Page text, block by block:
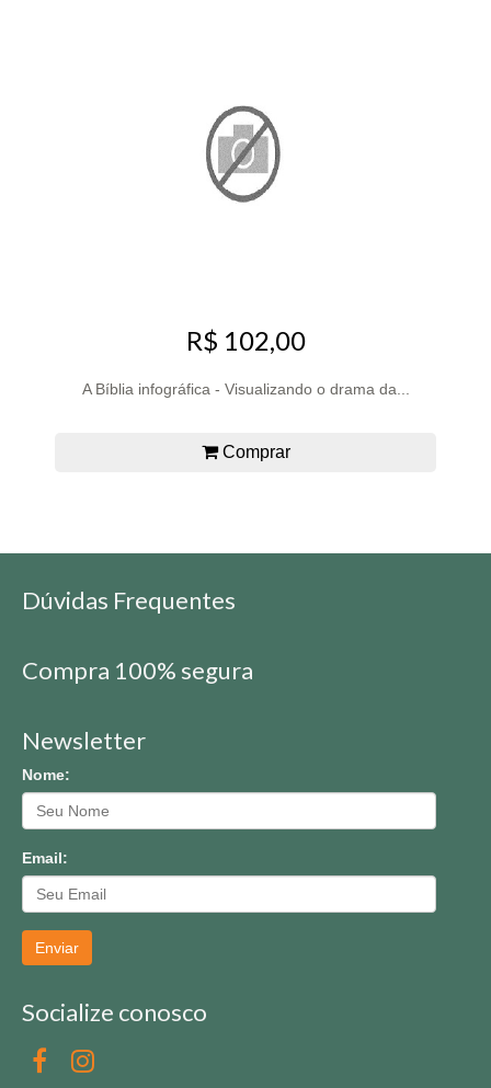
R$ 102,00
A Bíblia infográfica - Visualizando o drama da...
Comprar
Dúvidas Frequentes
Compra 100% segura
Newsletter
Nome:
Email:
Enviar
Socialize conosco